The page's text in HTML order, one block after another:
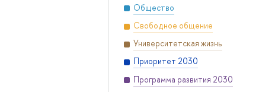
Общество
Свободное общение
Университетская жизнь
Приоритет 2030
Программа развития 2030